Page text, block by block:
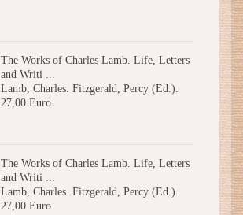
The Works of Charles Lamb. Life, Letters
and Writi ...
Lamb, Charles. Fitzgerald, Percy (Ed.).
27,00 Euro
The Works of Charles Lamb. Life, Letters
and Writi ...
Lamb, Charles. Fitzgerald, Percy (Ed.).
27,00 Euro